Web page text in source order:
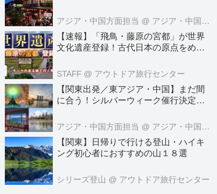
「待てば座れる列車」としても名高い
通勤快速のどこが注目ポイントなのか
鉄道部員の視点でお伝えします。
アジア・中国方面担当 @ アジア・中国旅行センター
【速報】「飛鳥・藤原の宮都」が世界
文化遺産登録！古代日本の原点をめぐ
のテーマのある旅
STAFF @ アウトドア旅行センター
【関東出発／東アジア・中国】まだ間
に合う！シルバーウィーク催行決定ツ
アジア・中国方面担当 @ アジア・中国旅行センター
【関東】日帰りで行ける登山・ハイキ
ング初心者におすすめの山１８選
シリーズ登山 @ アウトドア旅行センター